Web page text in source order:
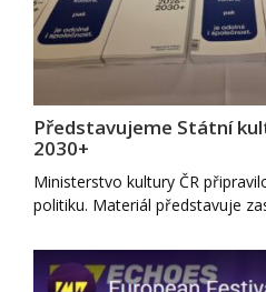
Představujeme Státní
2030+
Ministerstvo kultury ČR
politiku. Materiál představuje